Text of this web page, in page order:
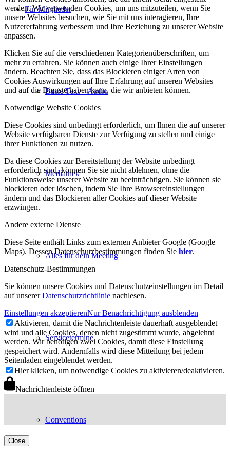
Für Mitglieder
Basic Text – Audio
Mediathek
Alles für dein Meeting
Servicetermine
Conventions
werden. Wir verwenden Cookies, um uns mitzuteilen, wenn Sie
unsere Websites besuchen, wie Sie mit uns interagieren, Ihre
Nutzererfahrung verbessern und Ihre Beziehung zu unserer Website
anpassen.
Klicken Sie auf die verschiedenen Kategorienüberschriften, um
mehr zu erfahren. Sie können auch einige Ihrer Einstellungen
ändern. Beachten Sie, dass das Blockieren einiger Arten von
Cookies Auswirkungen auf Ihre Erfahrung auf unseren Websites
und auf die Dienste haben kann, die wir anbieten können.
Notwendige Website Cookies
Diese Cookies sind unbedingt erforderlich, um Ihnen die auf unserer
Website verfügbaren Dienste zur Verfügung zu stellen und einige
ihrer Funktionen zu nutzen.
Da diese Cookies zur Bereitstellung der Website unbedingt
erforderlich sind, können Sie sie nicht ablehnen, ohne die
Funktionsweise unserer Website zu beeinträchtigen. Sie können sie
blockieren oder löschen, indem Sie Ihre Browsereinstellungen
ändern und das Blockieren aller Cookies auf dieser Website
erzwingen.
Andere externe Dienste
Diese Seite enthält Links zum externen Anbieter Google (Google
Maps). Dessen Datenschutzbestimmungen finden Sie hier.
Datenschutz-Bestimmungen
Sie können unsere Cookies und Datenschutzeinstellungen im Detail
auf unsererDatenschutzrichtlinie nachlesen.
Einstellungen akzeptierenNur Benachrichtigung ausblenden
Aktivieren, damit die Nachrichtenleiste dauerhaft ausgeblendet
wird und alle Cookies, denen nicht zugestimmt wurde, abgelehnt
werden. Wir benötigen zwei Cookies, damit diese Einstellung
gespeichert wird. Andernfalls wird diese Mitteilung bei jedem
Seitenladen eingeblendet werden.
Hier klicken, um notwendige Cookies zu aktivieren/deaktivieren.
Nachrichtenleiste öffnen
Close